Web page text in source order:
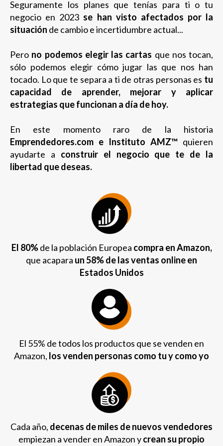
Seguramente los planes que tenías para ti o tu
negocio en 2023 se han visto afectados por la
situación de cambio e incertidumbre actual...
Pero no podemos elegir las cartas que nos tocan,
sólo podemos elegir cómo jugar las que nos han
tocado. Lo que te separa a ti de otras personas es tu
capacidad de aprender, mejorar y aplicar
estrategias que funcionan a día de hoy.
En este momento raro de la historia
Emprendedores.com e Instituto AMZ™ quieren
ayudarte a construir el negocio que te de la
libertad que deseas.
El 80%de la población Europea compra en Amazon,
que acapara un 58% de las ventas online en
Estados Unidos
El 55% de todos los productos que se venden en
Amazon, los venden personas como tu y como yo
Cada año, decenas de miles de nuevos vendedores
empiezan a vender en Amazon ycrean su propio